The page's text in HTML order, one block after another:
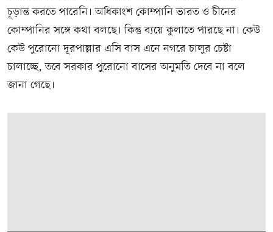
চূড়ান্ত করতে পারেনি। অধিকাংশ কোম্পানি ভারত ও চীনের
কোম্পানির সঙ্গে কথা বলছে। কিন্তু ব্যয়ে কুলাতে পারছে না। কেউ
কেউ পুরোনো দূরপাল্লার এসি বাস এনে নগরে চালুর চেষ্টা
চালাচ্ছে, তবে সরকার পুরোনো বাসের অনুমতি দেবে না বলে
জানা গেছে।